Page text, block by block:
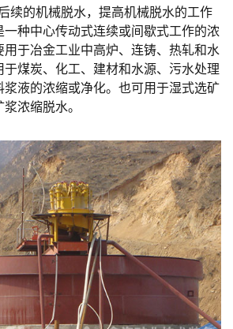
续的机械脱水，提高机械脱水的工作
一种中心传动式连续或间歇式工作的浓
用于冶金工业中高炉、连铸、热轧和水
于煤炭、化工、建材和水源、污水处理
浆液的浓缩或净化。也可用于湿式选矿
浓缩脱水。